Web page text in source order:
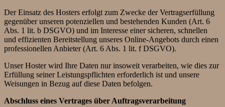
Der Einsatz des Hosters erfolgt zum Zwecke der Vertragserfüllung
gegenüber unseren potenziellen und bestehenden Kunden (Art. 6
Abs. 1 lit. b DSGVO) und im Interesse einer sicheren, schnellen
und effizienten Bereitstellung unseres Online-Angebots durch einen
professionellen Anbieter (Art. 6 Abs. 1 lit. f DSGVO).
Unser Hoster wird Ihre Daten nur insoweit verarbeiten, wie dies zur
Erfüllung seiner Leistungspflichten erforderlich ist und unsere
Weisungen in Bezug auf diese Daten befolgen.
Abschluss eines Vertrages über Auftragsverarbeitung